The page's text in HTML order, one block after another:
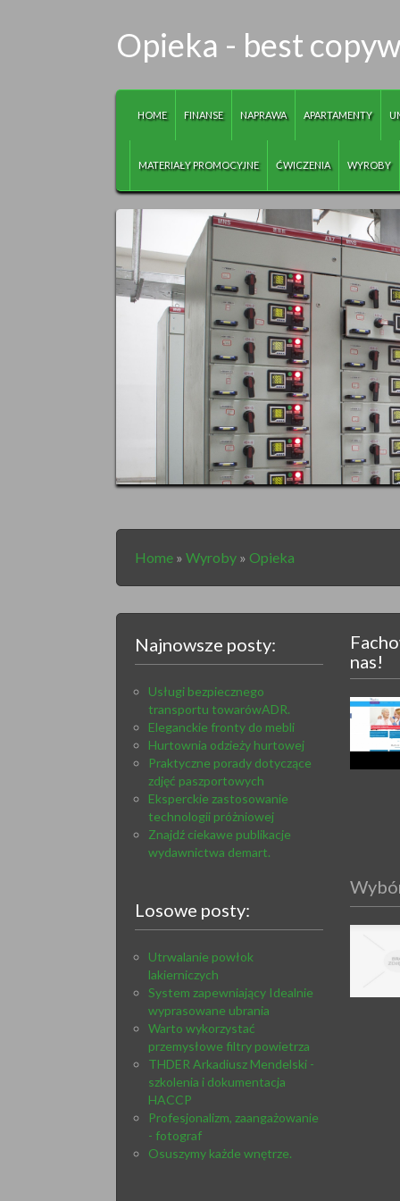
Opieka - best
HOME FINANSE NAPRAWA APARTAMENTY
MATERIAŁY PROMOCYJNE ĆWICZENIA WYROBY
Home » Wyroby » Opieka
Najnowsze posty:
Usługi bezpiecznego
transportu towarówADR.
Eleganckie fronty do mebli
Hurtownia odzieży hurtowej
Praktyczne porady dotyczące
zdjęć paszportowych
Eksperckie zastosowanie
technologii próżniowej
Znajdź ciekawe publikacje
wydawnictwa demart.
Losowe posty:
Utrwalanie powłok
lakierniczych
System zapewniający Idealnie
wyprasowane ubrania
Warto wykorzystać
przemysłowe filtry powietrza
THDER Arkadiusz Mendelski -
szkolenia i dokumentacja
HACCP
Profesjonalizm, zaangażowanie
- fotograf
Osuszymy każde wnętrze.
nas!